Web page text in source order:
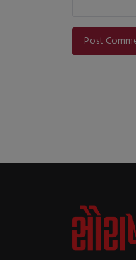
Post